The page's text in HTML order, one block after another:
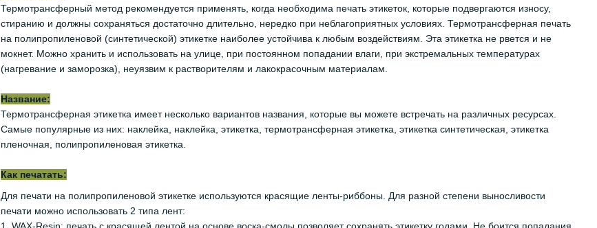
Термотрансферный метод рекомендуется применять, когда необходима печать этикеток, которые подвергаются износу,
стиранию и должны сохраняться достаточно длительно, нередко при неблагоприятных условиях. Термотрансферная печать
на полипропиленовой (синтетической) этикетке наиболее устойчива к любым воздействиям. Эта этикетка не рвется и не
мокнет. Можно хранить и использовать на улице, при постоянном попадании влаги, при экстремальных температурах
(нагревание и заморозка), неуязвим к растворителям и лакокрасочным материалам.
Название:
Термотрансферная этикетка имеет несколько вариантов названия, которые вы можете встречать на различных ресурсах.
Самые популярные из них: наклейка, наклейка, этикетка, термотрансферная этикетка, этикетка синтетическая, этикетка
пленочная, полипропиленовая этикетка.
Как печатать:
Для печати на полипропиленовой этикетке используются красящие ленты-риббоны. Для разной степени выносливости
печати можно использовать 2 типа лент:
1. WAX-Resin: печать с красящей лентой на основе воска-смолы позволяет сохранять этикетку годами. Не боится попадания